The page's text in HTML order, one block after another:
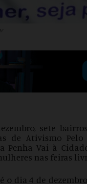
sete
de Ativismo
Penha Vai à
nas feiras
o dia 4 de